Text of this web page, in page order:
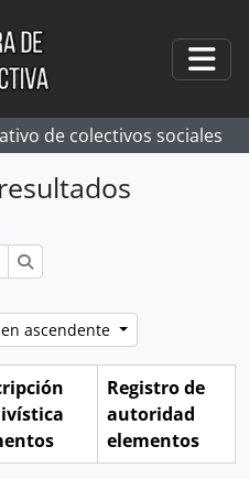
de colectivos sociales
Búsqueda
ascendente
Registro de
autoridad
elementos